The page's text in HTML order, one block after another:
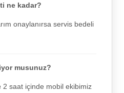
ne kadar?
onaylanırsa servis bedeli
musunuz?
2 saat içinde mobil ekibimiz